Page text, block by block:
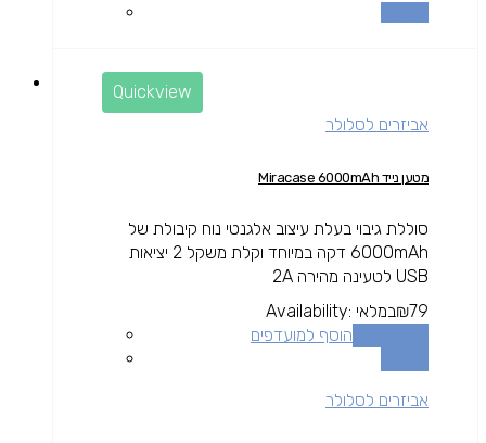
Quickview
אביזרים לסלולר
מטען נייד Miracase 6000mAh
סוללת גיבוי בעלת עיצוב אלגנטי נוח קיבולת של
6000mAh דקה במיוחד וקלת משקל 2 יציאות
USB לטעינה מהירה 2A
₪79
Availability: במלאי
הוסף למועדפים
אביזרים לסלולר